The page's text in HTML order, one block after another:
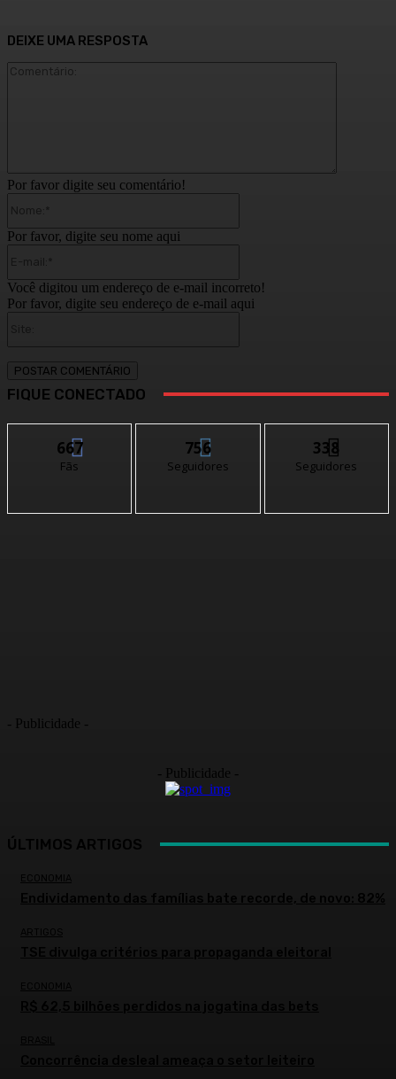
DEIXE UMA RESPOSTA
Por favor digite seu comentário!
Por favor, digite seu nome aqui
Você digitou um endereço de e-mail incorreto!
Por favor, digite seu endereço de e-mail aqui
FIQUE CONECTADO
667
Fãs
756
Seguidores
338
Seguidores
- Publicidade -
- Publicidade -
ÚLTIMOS ARTIGOS
ECONOMIA